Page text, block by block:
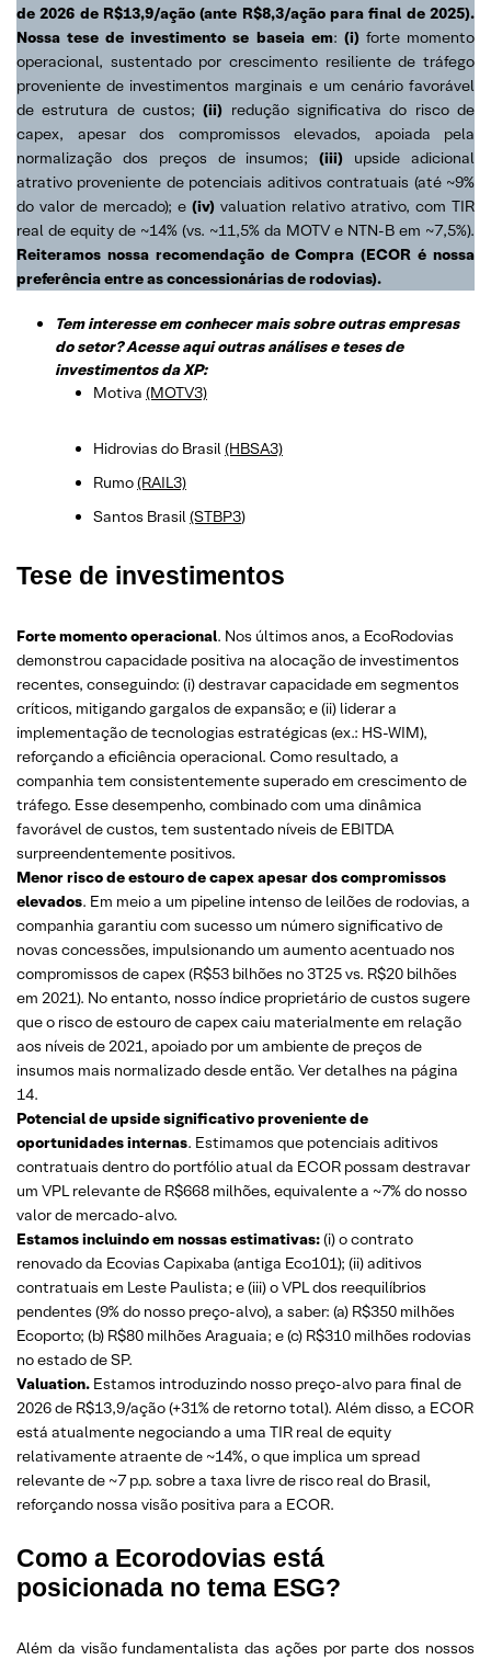
de 2026 de R$13,9/ação (ante R$8,3/ação para final de 2025).
Nossa tese de investimento se baseia em: (i) forte momento
operacional, sustentado por crescimento resiliente de tráfego
proveniente de investimentos marginais e um cenário favorável
de estrutura de custos;(ii) redução significativa do risco de
capex, apesar dos compromissos elevados, apoiada pela
normalização dos preços de insumos;(iii)
upside adicional
atrativo proveniente de potenciais aditivos contratuais (até ~9%
do valor de mercado); e (iv) valuation relativo atrativo, com TIR
real de equity de ~14% (vs. ~11,5% da MOTV e NTN-B em ~7,5%).
Reiteramos nossa recomendação de Compra (ECOR é nossa
preferência entre as concessionárias de rodovias).
Tem interesse em conhecer mais sobre outras empresas
do setor? Acesse aqui outras análises e teses de
investimentos da XP:
Motiva (MOTV3)
Hidrovias do Brasil(HBSA3)
Rumo(RAIL3)
Santos Brasil(STBP3)
Tese de investimentos
Forte momento operacional. Nos últimos anos, a EcoRodovias
demonstrou capacidade positiva na alocação de investimentos
recentes, conseguindo: (i) destravar capacidade em segmentos
críticos, mitigando gargalos de expansão; e (ii) liderar a
implementação de tecnologias estratégicas (ex.: HS-WIM),
reforçando a eficiência operacional. Como resultado, a
companhia tem consistentemente superado em crescimento de
tráfego. Esse desempenho, combinado com uma dinâmica
favorável de custos, tem sustentado níveis de EBITDA
surpreendentemente positivos.
Menor risco de estouro de capex apesar dos compromissos
elevados. Em meio a um pipeline intenso de leilões de rodovias, a
companhia garantiu com sucesso um número significativo de
novas concessões, impulsionando um aumento acentuado nos
compromissos de capex (R$53 bilhões no 3T25 vs. R$20 bilhões
em 2021). No entanto, nosso índice proprietário de custos sugere
que o risco de estouro de capex caiu materialmente em relação
aos níveis de 2021, apoiado por um ambiente de preços de
insumos mais normalizado desde então. Ver detalhes na página
14.
Potencial de upside significativo proveniente de
oportunidades internas. Estimamos que potenciais aditivos
contratuais dentro do portfólio atual da ECOR possam destravar
um VPL relevante de R$668 milhões, equivalente a ~7% do nosso
valor de mercado-alvo.
Estamos incluindo em nossas estimativas:(i) o contrato
renovado da Ecovias Capixaba (antiga Eco101); (ii) aditivos
contratuais em Leste Paulista; e (iii) o VPL dos reequilíbrios
pendentes (9% do nosso preço-alvo), a saber: (a) R$350 milhões
Ecoporto; (b) R$80 milhões Araguaia; e (c) R$310 milhões rodovias
no estado de SP.
Valuation. Estamos introduzindo nosso preço-alvo para final de
2026 de R$13,9/ação (+31% de retorno total). Além disso, a ECOR
está atualmente negociando a uma TIR real de equity
relativamente atraente de ~14%, o que implica um spread
relevante de ~7 p.p. sobre a taxa livre de risco real do Brasil,
reforçando nossa visão positiva para a ECOR.
Como a Ecorodovias está
posicionada no tema ESG?
Além da visão fundamentalista das ações por parte dos nossos